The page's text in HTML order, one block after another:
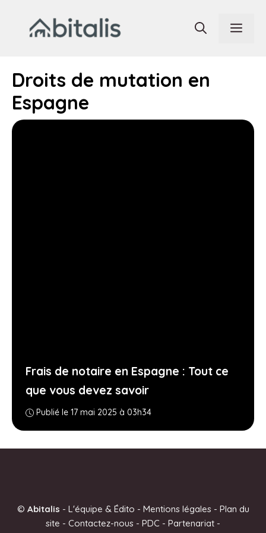
contenu
Droits de mutation en
Espagne
Frais de notaire en Espagne : Tout ce
que vous devez savoir
Publié le 17 mai 2025 à 03h34
© Abitalis - L'équipe & Édito - Mentions légales- Plan du
site - Contactez-nous - PDC - Partenariat -